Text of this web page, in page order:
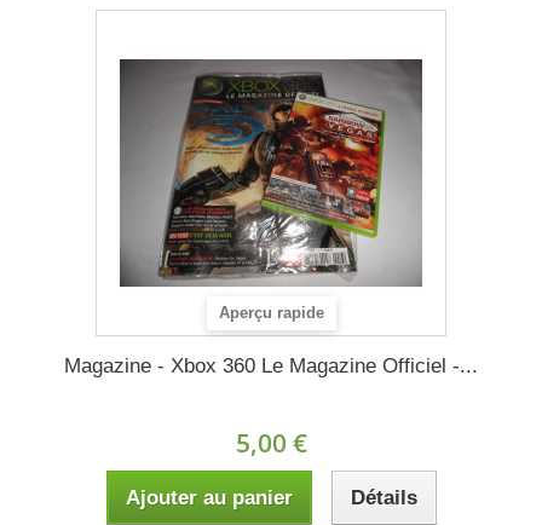
Aperçu rapide
Magazine - Xbox 360 Le Magazine Officiel -...
5,00 €
Ajouter au panier Détails